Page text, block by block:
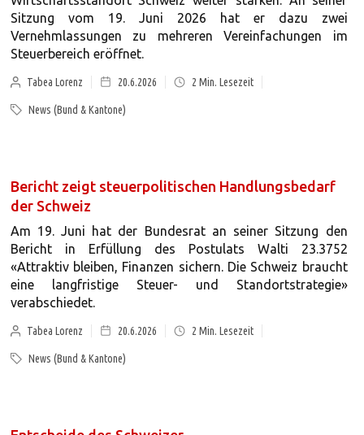
Sitzung vom 19. Juni 2026 hat er dazu zwei
Vernehmlassungen zu mehreren Vereinfachungen im
Steuerbereich eröffnet.
Tabea Lorenz 20.6.2026 2 Min. Lesezeit
News (Bund & Kantone)
Bericht zeigt steuerpolitischen Handlungsbedarf
der Schweiz
Am 19. Juni hat der Bundesrat an seiner Sitzung den
Bericht in Erfüllung des Postulats Walti 23.3752
«Attraktiv bleiben, Finanzen sichern. Die Schweiz braucht
eine langfristige Steuer- und Standortstrategie»
verabschiedet.
Tabea Lorenz 20.6.2026 2 Min. Lesezeit
News (Bund & Kantone)